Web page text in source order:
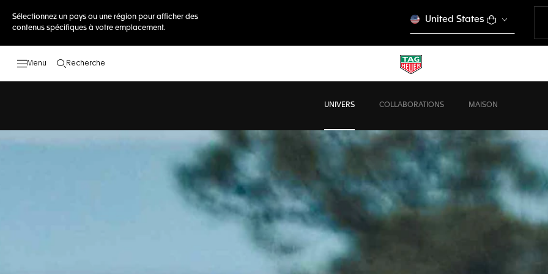
Sélectionnez un pays ou une région pour afficher des
contenus spécifiques à votre emplacement.
United States
Recherche
UNIVERS COLLABORATIONS MAISON